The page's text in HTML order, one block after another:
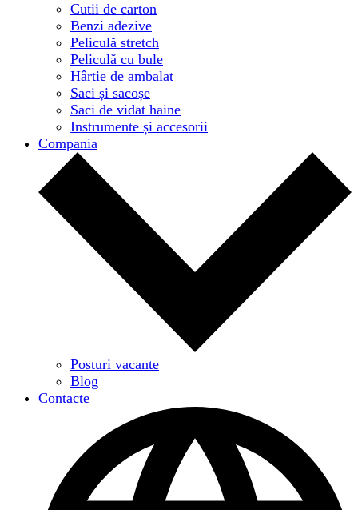
Cutii de carton
Benzi adezive
Peliculă stretch
Peliculă cu bule
Hârtie de ambalat
Saci și sacoșe
Saci de vidat haine
Instrumente și accesorii
Compania
Posturi vacante
Blog
Contacte